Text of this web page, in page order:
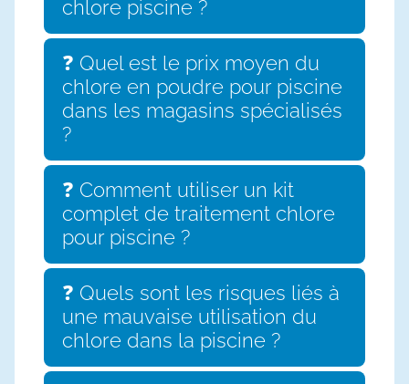
chlore piscine ?
❓ Quel est le prix moyen du
chlore en poudre pour piscine
dans les magasins spécialisés
?
❓ Comment utiliser un kit
complet de traitement chlore
pour piscine ?
❓ Quels sont les risques liés à
une mauvaise utilisation du
chlore dans la piscine ?